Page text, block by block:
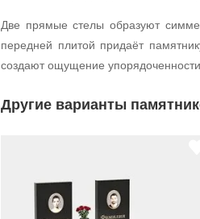
Две прямые стелы образуют
передней плитой придаёт
создают ощущение упорядоченности
Другие варианты